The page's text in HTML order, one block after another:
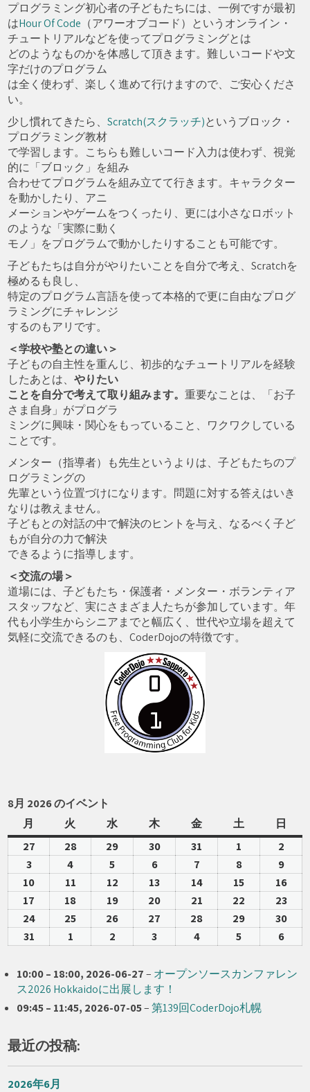
プログラミング初心者の子どもたちには、一例ですが最初
はHour Of Code （アワーオブコード）というオンライン・
チュートリアルなどを使ってプログラミングとは
どのようなものかを体感して頂きます。難しいコードや文
字だけのプログラム
は全く使わず、楽しく進めて行けますので、ご安心くださ
い。
少し慣れてきたら、Scratch(スクラッチ)というブロック・
プログラミング教材
で学習します。こちらも難しいコード入力は使わず、視覚
的に「ブロック」を組み
合わせてプログラムを組み立てて行きます。キャラクター
を動かしたり、アニ
メーションやゲームをつくったり、更には小さなロボット
のような「実際に動く
モノ」をプログラムで動かしたりすることも可能です。
子どもたちは自分がやりたいことを自分で考え、Scratchを
極めるも良し、
特定のプログラム言語を使って本格的で更に自由なプログ
ラミングにチャレンジ
するのもアリです。
＜学校や塾との違い＞
子どもの自主性を重んじ、初歩的なチュートリアルを経験
したあとは、やりたい
ことを自分で考えて取り組みます。重要なことは、「お子
さま自身」がプログラ
ミングに興味・関心をもっていること、ワクワクしている
ことです。
メンター（指導者）も先生というよりは、子どもたちのプ
ログラミングの
先輩という位置づけになります。問題に対する答えはいき
なりは教えません。
子どもとの対話の中で解決のヒントを与え、なるべく子ど
もが自分の力で解決
できるように指導します。
＜交流の場＞
道場には、子どもたち・保護者・メンター・ボランティア
スタッフなど、実にさまざま人たちが参加しています。年
代も小学生からシニアまでと幅広く、世代や立場を超えて
気軽に交流できるのも、CoderDojoの特徴です。
8月 2026 のイベント
月
曜
日
火
曜
日
水水
曜
日
木木
曜
日
金金
曜
日
土土
曜
日
日
曜
日
27 282026- 29 302026-
31
31
1
08-
01
2
08-
02
32026-
08-
03
4
08-
04
5
08-
05
62026-
08-
06
7
08-
07
82026-
08-
08
9
08-
09
10
10
11
08-
11
12
08-
12
13
08-
142026-
14
15
15
16
08-
16
17
08-
18 192026-
08-
20 21
08-
22 23
08-
242026- 25 26 27 28 29 30
31
31
1
01
2
02
3
03
42026-
04
5
05
6
06
10:00– 18:00, 2026-06-27– オープンソースカンファレン
ス2026 Hokkaidoに出展します！
09:45– 11:45, 2026-07-05–第139回CoderDojo札幌
最近の投稿:
2026年6月